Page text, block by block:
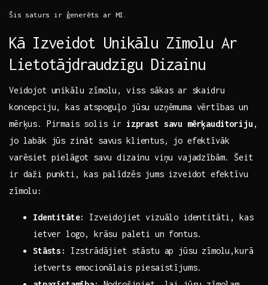
Šis ⁢saturs ir ģenerēts ar⁣ MI.
Kā Izveidot Unikālu Zīmolu Ar
Lietotājdraudzīgu Dizainu
Veidojot unikālu zīmolu, viss sākas⁣ ar skaidru
koncepciju, kas atspoguļo jūsu uzņēmuma vērtības un
mērķus. Pirmais solis ir izprast savu​ mērķauditoriju ,
jo‍ labāk jūs zināt savus klientus, jo‍ efektīvāk
varēsiet pielāgot⁣ savu ‍dizainu viņu vajadzībām. Šeit
ir daži punkti,⁢ kas palīdzēs jums ‍izveidot ⁤efektīvu‍
zīmolu:
Identitāte:
Izveidojiet vizuālo identitāti, kas
ietver logo, krāsu paleti un fontus.
Stāsts:
Izstrādājiet stāstu ap jūsu zīmolu,kurā
‍ietverts emocionālais piesaistījums.